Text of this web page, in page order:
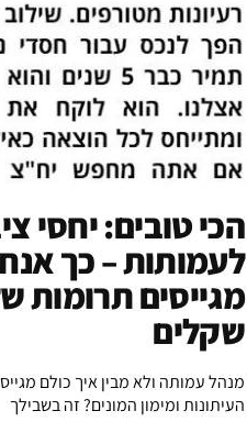
הכי טובים: יחסי
לעמותות – כך
מגייסים תרומות
שקלים
מנהל עמותה ולא מבין איך כולם
העיתונות ומימון המונים? זה בשבילך